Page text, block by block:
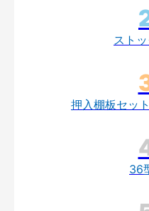
スト
押入棚板セッ
36